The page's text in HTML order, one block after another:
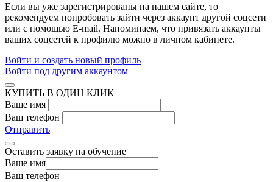
Если вы уже зарегистрированы на нашем сайте, то
рекомендуем попробовать зайти через аккаунт другой соцсети
или с помощью E-mail. Напоминаем, что привязать аккаунты
ваших соцсетей к профилю можно в личном кабинете.
Войти и создать новый профиль
Войти под другим аккаунтом
КУПИТЬ В ОДИН КЛИК
Ваше имя
Ваш телефон
Отправить
Оставить заявку на обучение
Ваше имя
Ваш телефон